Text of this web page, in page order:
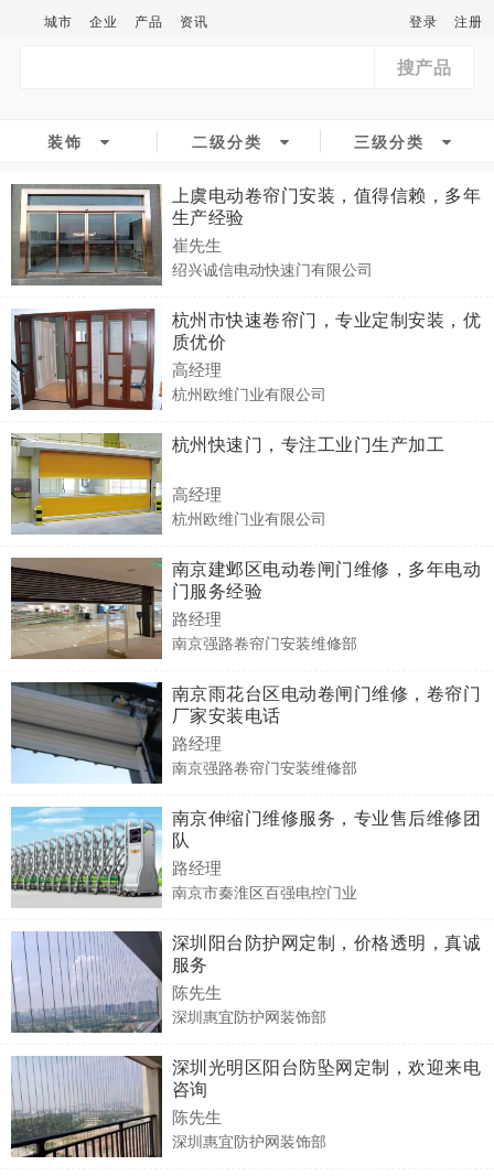
城市 企业 产品 资讯 登录 注册
搜产品
装饰 二级分类 三级分类
上虞电动卷帘门安装，值得信赖，多年
生产经验
崔先生
绍兴诚信电动快速门有限公司
杭州市快速卷帘门，专业定制安装，优
质优价
高经理
杭州欧维门业有限公司
杭州快速门，专注工业门生产加工
高经理
杭州欧维门业有限公司
南京建邺区电动卷闸门维修，多年电动
门服务经验
路经理
南京强路卷帘门安装维修部
南京雨花台区电动卷闸门维修，卷帘门
厂家安装电话
路经理
南京强路卷帘门安装维修部
南京伸缩门维修服务，专业售后维修团
队
路经理
南京市秦淮区百强电控门业
深圳阳台防护网定制，价格透明，真诚
服务
陈先生
深圳惠宜防护网装饰部
深圳光明区阳台防坠网定制，欢迎来电
咨询
陈先生
深圳惠宜防护网装饰部